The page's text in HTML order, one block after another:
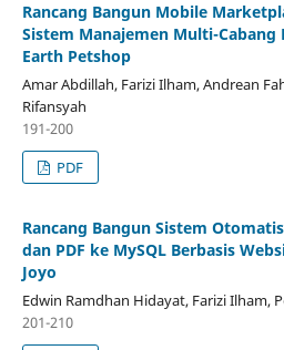
Rancang Bangun Mobile
Sistem Manajemen Multi-Cabang
Earth Petshop
Amar Abdillah, Farizi Ilham, Andrean
Rifansyah
191-200
PDF
Rancang Bangun Sistem
dan PDF ke MySQL Berbasis
Joyo
Edwin Ramdhan Hidayat, Farizi Ilham,
201-210